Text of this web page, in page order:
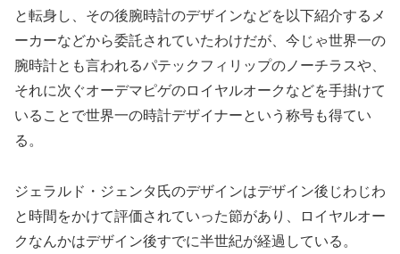
と転身し、その後腕時計のデザインなどを以下紹介するメ
ーカーなどから委託されていたわけだが、今じゃ世界一の
腕時計とも言われるパテックフィリップのノーチラスや、
それに次ぐオーデマピゲのロイヤルオークなどを手掛けて
いることで世界一の時計デザイナーという称号も得てい
る。
ジェラルド・ジェンタ氏のデザインはデザイン後じわじわ
と時間をかけて評価されていった節があり、ロイヤルオー
クなんかはデザイン後すでに半世紀が経過している。